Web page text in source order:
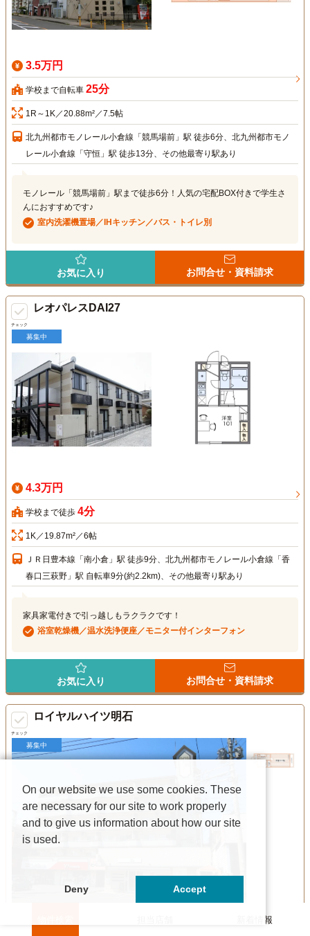
3.5万円
学校まで自転車 25分
1R～1K／20.88m²／7.5帖
北九州都市モノレール小倉線「競馬場前」駅 徒歩6分、北九州都市モノ
レール小倉線「守恒」駅 徒歩13分、その他最寄り駅あり
モノレール「競馬場前」駅まで徒歩6分！人気の宅配BOX付きで学生さ
んにおすすめです♪
室内洗濯機置場／IHキッチン／バス・トイレ別
お気に入り お問合せ・資料請求
チェック
レオパレスDAI27
募集中
4.3万円
学校まで徒歩 4分
1K／19.87m²／6帖
ＪＲ日豊本線「南小倉」駅 徒歩9分、北九州都市モノレール小倉線「香
春口三萩野」駅 自転車9分(約2.2km)、その他最寄り駅あり
家具家電付きで引っ越しもラクラクです！
浴室乾燥機／温水洗浄便座／モニター付インターフォン
お気に入り お問合せ・資料請求
チェック
ロイヤルハイツ明石
募集中
新着情報
On our website we use some cookies. These
are necessary for our site to work properly
and to give us information about how our site
is used.
Deny Accept